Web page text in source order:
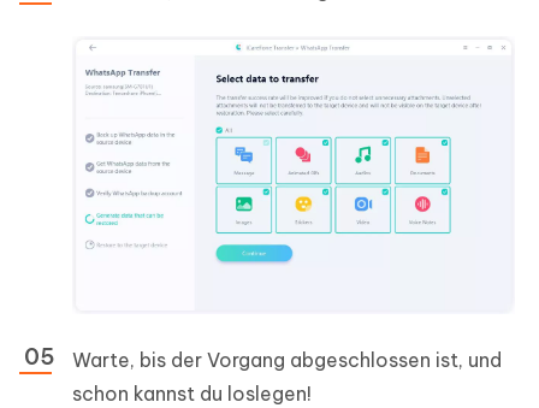
Warte, bis der Vorgang abgeschlossen ist, und
schon kannst du loslegen!